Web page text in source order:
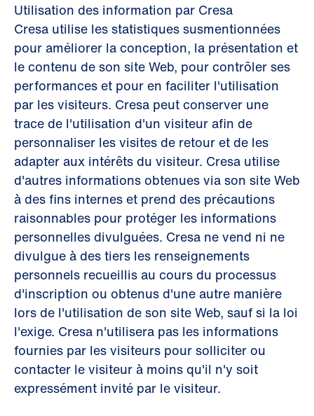
Utilisation des information par Cresa
Cresa utilise les statistiques susmentionnées
pour améliorer la conception, la présentation et
le contenu de son site Web, pour contrôler ses
performances et pour en faciliter l'utilisation
par les visiteurs. Cresa peut conserver une
trace de l'utilisation d'un visiteur afin de
personnaliser les visites de retour et de les
adapter aux intérêts du visiteur. Cresa utilise
d'autres informations obtenues via son site Web
à des fins internes et prend des précautions
raisonnables pour protéger les informations
personnelles divulguées. Cresa ne vend ni ne
divulgue à des tiers les renseignements
personnels recueillis au cours du processus
d'inscription ou obtenus d'une autre manière
lors de l'utilisation de son site Web, sauf si la loi
l'exige. Cresa n'utilisera pas les informations
fournies par les visiteurs pour solliciter ou
contacter le visiteur à moins qu'il n'y soit
expressément invité par le visiteur.